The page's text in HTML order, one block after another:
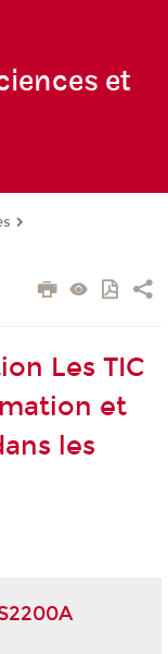
et
Les TIC
et
les